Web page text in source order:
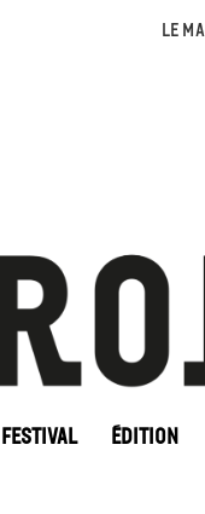
LE
FESTIVAL ÉDITION